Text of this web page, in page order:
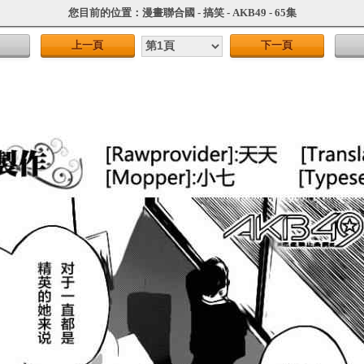
您目前的位置： 漫畫聯合國 - 搞笑- AKB49 - 65集
上一頁 下一頁